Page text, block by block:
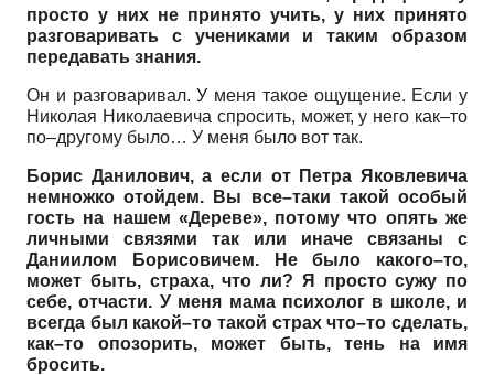
просто у них не принято учить, у них принято
разговаривать с учениками и таким образом
передавать знания.
Он и разговаривал. У меня такое ощущение. Если у
Николая Николаевича спросить, может, у него как–то
по–другому было… У меня было вот так.
Борис Данилович, а если от Петра Яковлевича
немножко отойдем. Вы все–таки такой особый
гость на нашем «Дереве», потому что опять же
личными связями так или иначе связаны с
Даниилом Борисовичем. Не было какого–то,
может быть, страха, что ли? Я просто сужу по
себе, отчасти. У меня мама психолог в школе, и
всегда был какой–то такой страх что–то сделать,
как–то опозорить, может быть, тень на имя
бросить.